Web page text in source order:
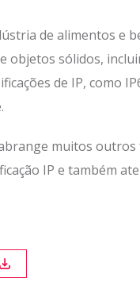
de alimentos e
objetos sólidos,
de IP, como
muitos
IP e também